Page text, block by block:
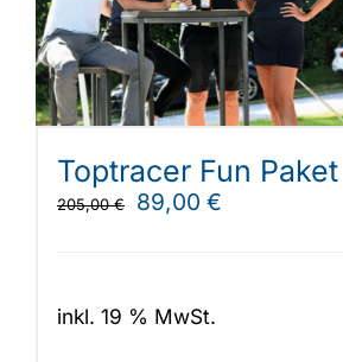
Toptracer Fun Paket
205,00€
Ursprünglicher
89,00 €
inkl. 19 % MwSt.